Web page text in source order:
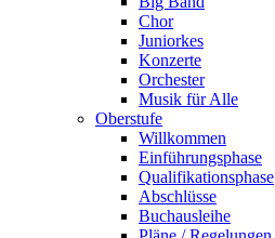
Chor
Juniorkes
Konzerte
Orchester
Musik für Alle
Oberstufe
Willkommen
Einführungsphase
Qualifikationsphase
Abschlüsse
Buchausleihe